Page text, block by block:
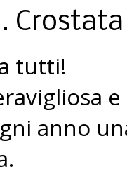
tutti!
anno